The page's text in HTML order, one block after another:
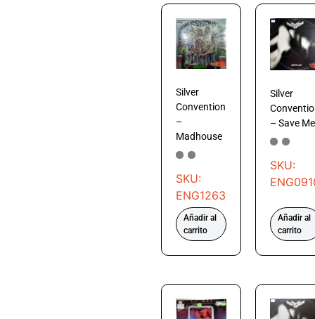
Silver
Convention
–
Madhouse
SKU:
ENG1263
Añadir al
carrito
Silver
– Save Me
SKU:
Añadir al
carrito